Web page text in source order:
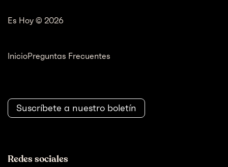
Es Hoy © 2026
InicioPreguntas Frecuentes
Suscríbete a nuestro boletín
Redes sociales